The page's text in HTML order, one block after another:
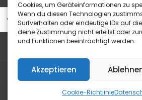
Cookies, um Geräteinformationen zu
Wenn du diesen Technologien
Surfverhalten oder eindeutige IDs auf
deine Zustimmung nicht erteilst oder
und Funktionen beeinträchtigt werden.
Akzeptieren
Cookie-Richtlinie